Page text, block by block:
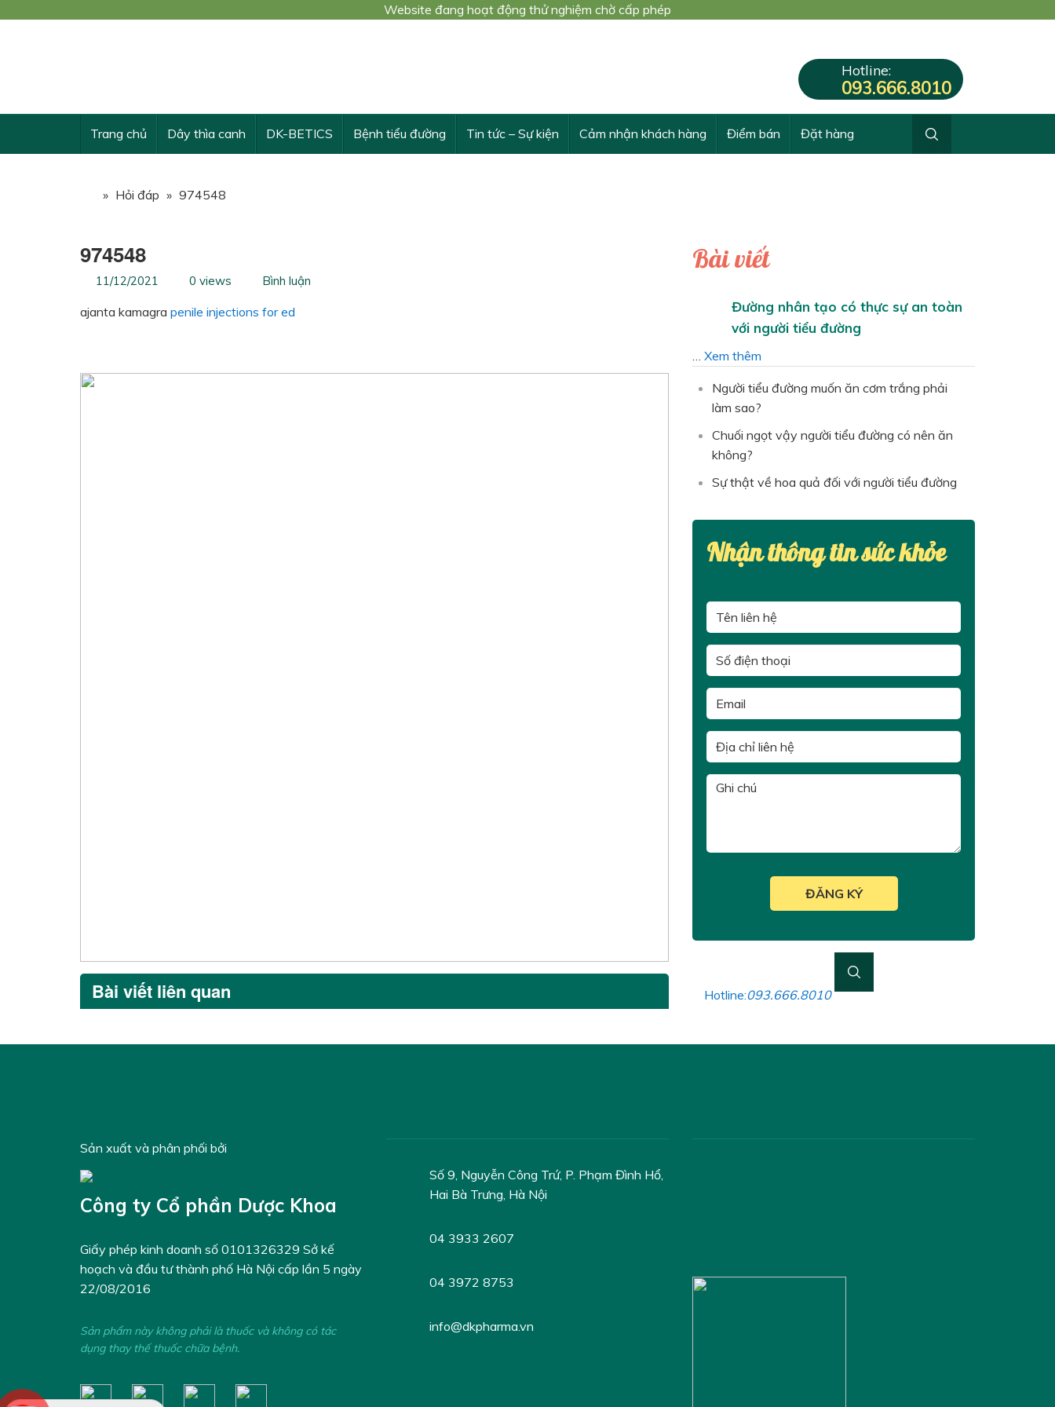
Website đang hoạt động thử nghiệm chờ cấp phép
Hotline:
093.666.8010
Trang chủ Dây thìa canh DK-BETICS Bệnh tiểu đường Tin tức – Sự kiện Cảm nhận khách hàng Điểm bán Đặt hàng
» Hỏi đáp » 974548
974548
11/12/2021 0 views Bình luận
ajanta kamagra penile injections for ed
Bài viết liên quan
Bài viết
Đường nhân tạo có thực sự an toàn
với người tiểu đường
… Xem thêm
Người tiểu đường muốn ăn cơm trắng phải
làm sao?
Chuối ngọt vậy người tiểu đường có nên ăn
không?
Sự thật về hoa quả đối với người tiểu đường
Nhận thông tin sức khỏe
Hotline:093.666.8010
Sản xuất và phân phối bởi
Công ty Cổ phần Dược Khoa
Giấy phép kinh doanh số 0101326329 Sở kế
hoạch và đầu tư thành phố Hà Nội cấp lần 5 ngày
22/08/2016
Sản phẩm này không phải là thuốc và không có tác
dụng thay thế thuốc chữa bệnh.
Số 9, Nguyễn Công Trứ, P. Phạm Đình Hổ,
Hai Bà Trưng, Hà Nội
04 3933 2607
04 3972 8753
info@dkpharma.vn